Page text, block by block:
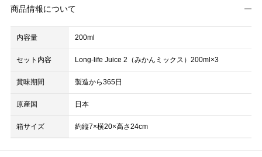
商品情報について
内容量 200ml
セット内容 Long-life Juice 2（みかんミックス）200ml×3
賞味期間 製造から365日
原産国 日本
箱サイズ 約縦7×横20×高さ24cm